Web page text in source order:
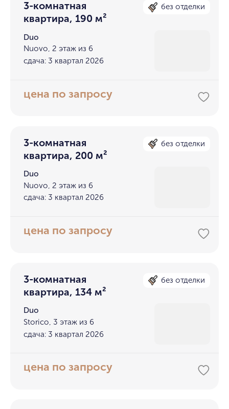
3-комнатная
квартира, 190 м²
без отделки
Duo
Nuovo, 2 этаж из 6
сдача: 3 квартал 2026
цена по запросу
3-комнатная
квартира, 200 м²
без отделки
Duo
Nuovo, 2 этаж из 6
сдача: 3 квартал 2026
цена по запросу
3-комнатная
квартира, 134 м²
без отделки
Duo
Storico, 3 этаж из 6
сдача: 3 квартал 2026
цена по запросу